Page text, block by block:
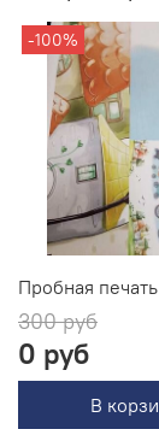
-100%
Пробная печать
300 руб
0 руб
В